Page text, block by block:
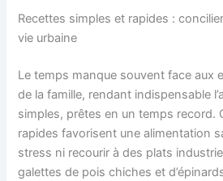
Recettes simples et rapides :
vie urbaine
Le temps manque souvent face aux
de la famille, rendant indispensable
simples, prêtes en un temps record.
rapides favorisent une alimentation
stress ni recourir à des plats
galettes de pois chiches et